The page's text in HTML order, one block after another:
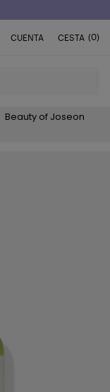
CUENTA CESTA (0)
Beauty of Joseon